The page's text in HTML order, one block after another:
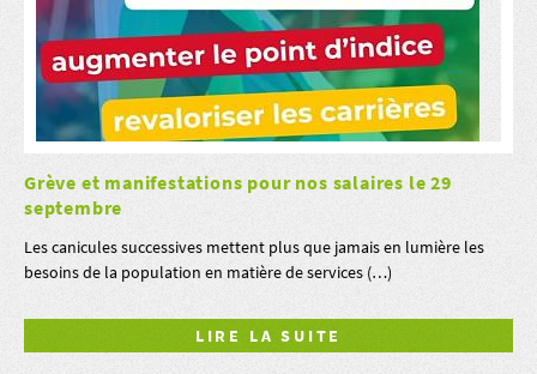
Grève et manifestations pour nos salaires le 29
septembre
Les canicules successives mettent plus que jamais en lumière les
besoins de la population en matière de services (…)
LIRE LA SUITE